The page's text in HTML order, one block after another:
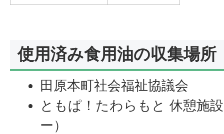
使用済み食用油の収集場所
田原本町社会福祉協議会
ともぱ！たわらもと 休憩施
ー）